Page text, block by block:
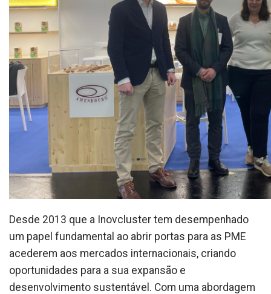
Desde 2013 que a Inovcluster tem desempenhado
um papel fundamental ao abrir portas para as PME
acederem aos mercados internacionais, criando
oportunidades para a sua expansão e
desenvolvimento sustentável. Com uma abordagem